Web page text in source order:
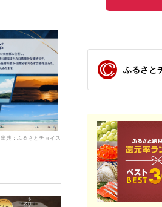
出典：ふるさとチョイス
ふるさと